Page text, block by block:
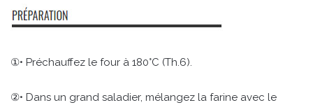
①• Préchauffez le four à 180°C (Th.6).
②• Dans un grand saladier, mélangez la farine avec le